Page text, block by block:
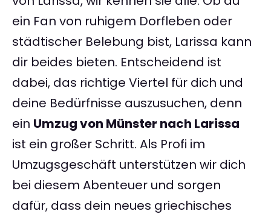
ein Fan von ruhigem Dorfleben oder
städtischer Belebung bist, Larissa kann
dir beides bieten. Entscheidend ist
dabei, das richtige Viertel für dich und
deine Bedürfnisse auszusuchen, denn
ein Umzug von Münster nach Larissa
ist ein großer Schritt. Als Profi im
Umzugsgeschäft unterstützen wir dich
bei diesem Abenteuer und sorgen
dafür, dass dein neues griechisches